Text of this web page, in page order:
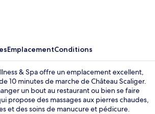
EmplacementConditions
& Spa offre un emplacement excellent,
10 minutes de marche de Château Scaliger.
un bout au restaurant ou bien se faire
propose des massages aux pierres chaudes,
et des soins de manucure et pédicure.